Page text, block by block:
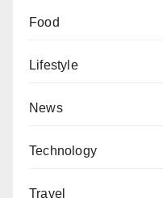
Food
Lifestyle
News
Technology
Travel